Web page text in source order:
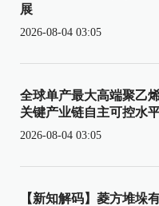
展
2026-08-04 03:05
全球单产最大高端聚乙
关键产业链自主可控水
2026-08-04 03:05
【新知解码】菱方堆垛